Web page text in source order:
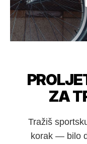
ZA
Tražiš
korak — bilo